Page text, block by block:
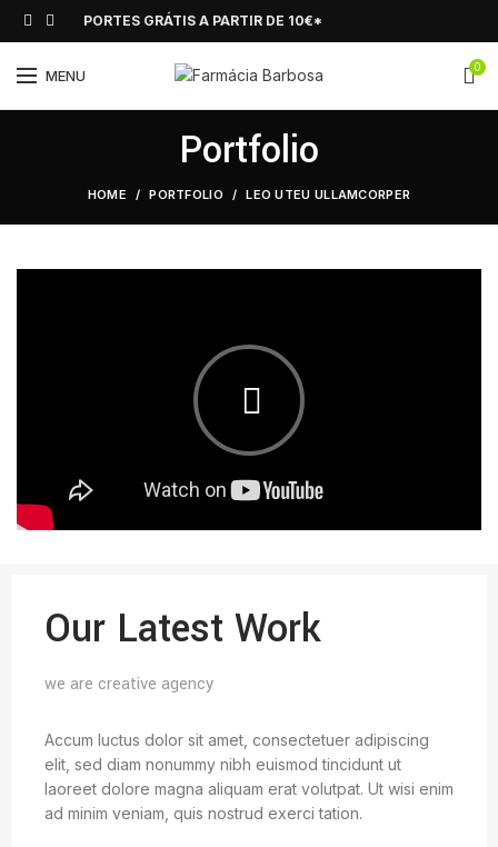
PORTES GRÁTIS A PARTIR DE 10€*
MENU 0
Portfolio
HOME PORTFOLIO LEO UTEU ULLAMCORPER
Our Latest Work
we are creative agency
Accum luctus dolor sit amet, consectetuer adipiscing
elit, sed diam nonummy nibh euismod tincidunt ut
laoreet dolore magna aliquam erat volutpat. Ut wisi enim
ad minim veniam, quis nostrud exerci tation.